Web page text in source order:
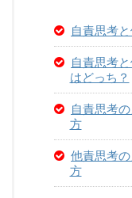
自責思考
自責思考
はどっち？
自責思考
方
他責思考
方